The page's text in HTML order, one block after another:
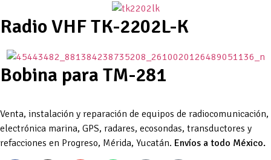
Radio VHF TK-2202L-K
Bobina para TM-281
Venta, instalación y reparación de equipos de radiocomunicación,
electrónica marina, GPS, radares, ecosondas, transductores y
refacciones en Progreso, Mérida, Yucatán. Envíos a todo México.